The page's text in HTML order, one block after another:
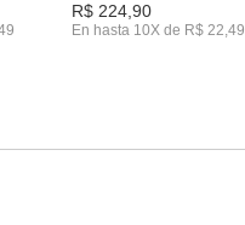
R$ 224,90
En hasta 10X de R$ 22,49